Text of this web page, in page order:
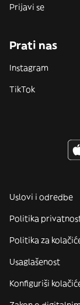
Prijavi se
Prati nas
Instagram
TikTok
Uslovi i odredbe
Politika
Politika za
Usaglašenost
Konfiguriši